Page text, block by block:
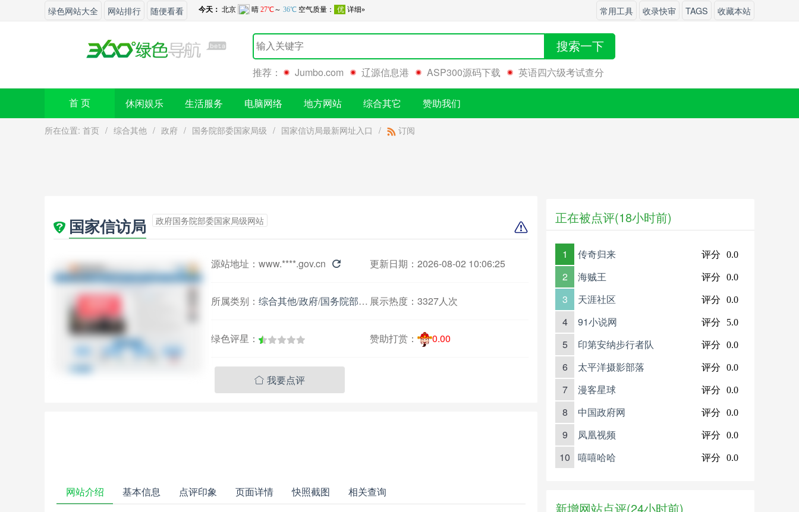
绿色网站大全 网站排行 随便看看 常用工具 收录快审 TAGS 收藏本站
搜索一下
推荐： Jumbo.com 辽源信息港 ASP300源码下载 英语四六级考试查分
首 页 休闲娱乐 生活服务 电脑网络 地方网站 综合其它 赞助我们
所在位置: 首页 / 综合其他 / 政府 / 国务院部委国家局级 / 国家信访局最新网址入口 / 订阅
国家信访局 政府国务院部委国家局级网站
源站地址： www.****.gov.cn  更新日期：2026-08-02 10:06:25
所属类别： 综合其他/政府/国务院部委国家局级 展示热度： 3327人次
绿色评星： 赞助打赏： 0.00
 我要点评
网站介绍 基本信息 点评印象 页面详情 快照截图 相关查询
正在被点评(18小时前)
1 传奇归来 评分 0.0
2 海贼王 评分 0.0
3 天涯社区 评分 0.0
4 91小说网 评分 5.0
5 印第安纳步行者队 评分 0.0
6 太平洋摄影部落 评分 0.0
7 漫客星球 评分 0.0
8 中国政府网 评分 0.0
9 凤凰视频 评分 0.0
10 嘻嘻哈哈 评分 0.0
新增网站点评(24小时前)